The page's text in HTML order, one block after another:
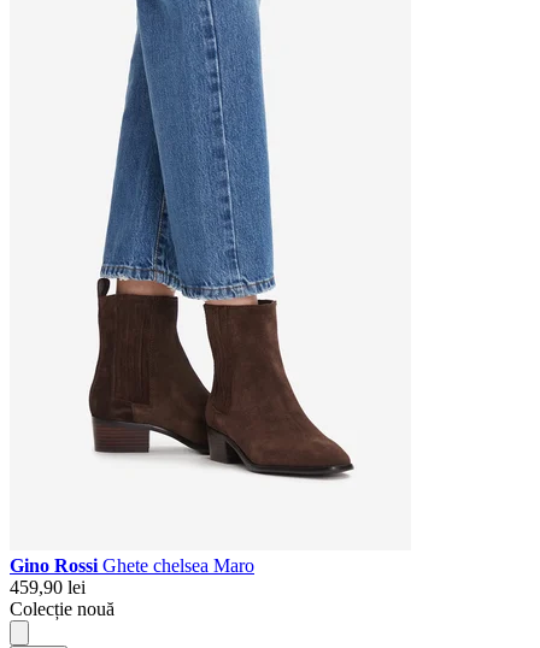
Gino Rossi Ghete chelsea Maro
459,90 lei
Colecție nouă